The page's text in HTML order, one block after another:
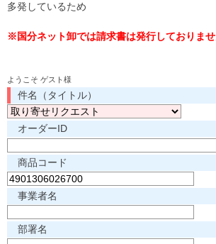
多発しているため
※国分ネット卸では請求書は発行しておりませ
ようこそ ゲスト様
件名（タイトル）
オーダーID
商品コード
事業者名
部署名